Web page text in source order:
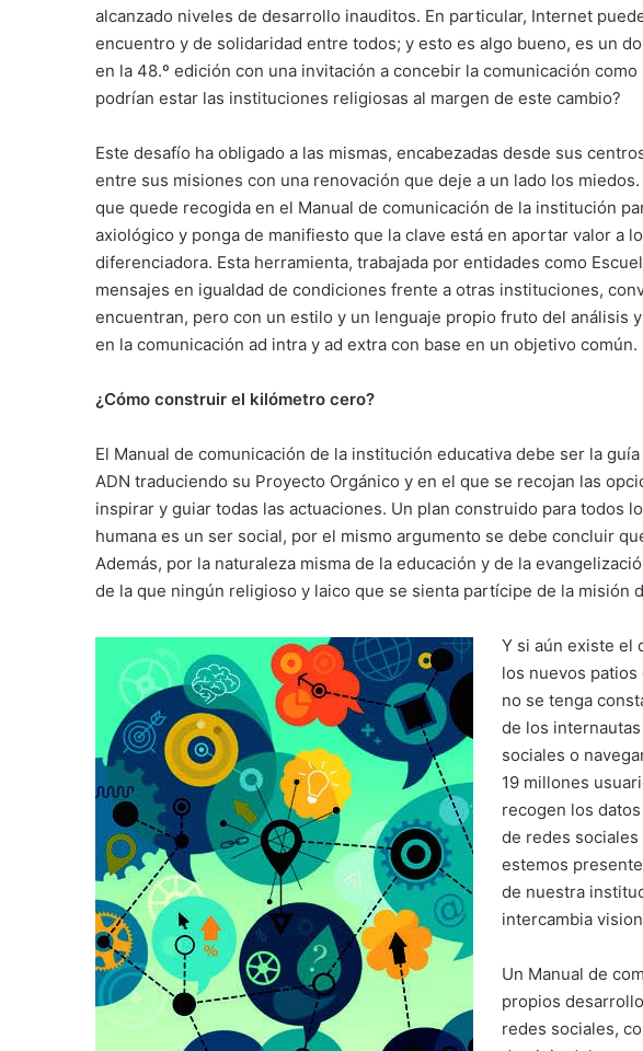
alcanzado niveles de desarrollo inauditos. En particular, Internet
encuentro y de solidaridad entre todos; y esto es algo bueno, es un
en la 48.º edición con una invitación a concebir la comunicación
podrían estar las instituciones religiosas al margen de este cambio?
Este desafío ha obligado a las mismas, encabezadas desde sus
entre sus misiones con una renovación que deje a un lado los
que quede recogida en el Manual de comunicación de la institución
axiológico y ponga de manifiesto que la clave está en aportar valor a
diferenciadora. Esta herramienta, trabajada por entidades como
mensajes en igualdad de condiciones frente a otras instituciones,
encuentran, pero con un estilo y un lenguaje propio fruto del análisis
en la comunicación ad intra y ad extra con base en un objetivo común.
¿Cómo construir el kilómetro cero?
El Manual de comunicación de la institución educativa debe ser la
ADN traduciendo su Proyecto Orgánico y en el que se recojan las
inspirar y guiar todas las actuaciones. Un plan construido para todos
humana es un ser social, por el mismo argumento se debe concluir
Además, por la naturaleza misma de la educación y de la
de la que ningún religioso y laico que se sienta partícipe de la misión
Y si aún existe el
los nuevos
no se tenga
de los
sociales o
19 millones
recogen los
de redes
estemos
de nuestra
intercambia
Un Manual de
propios
redes sociales,